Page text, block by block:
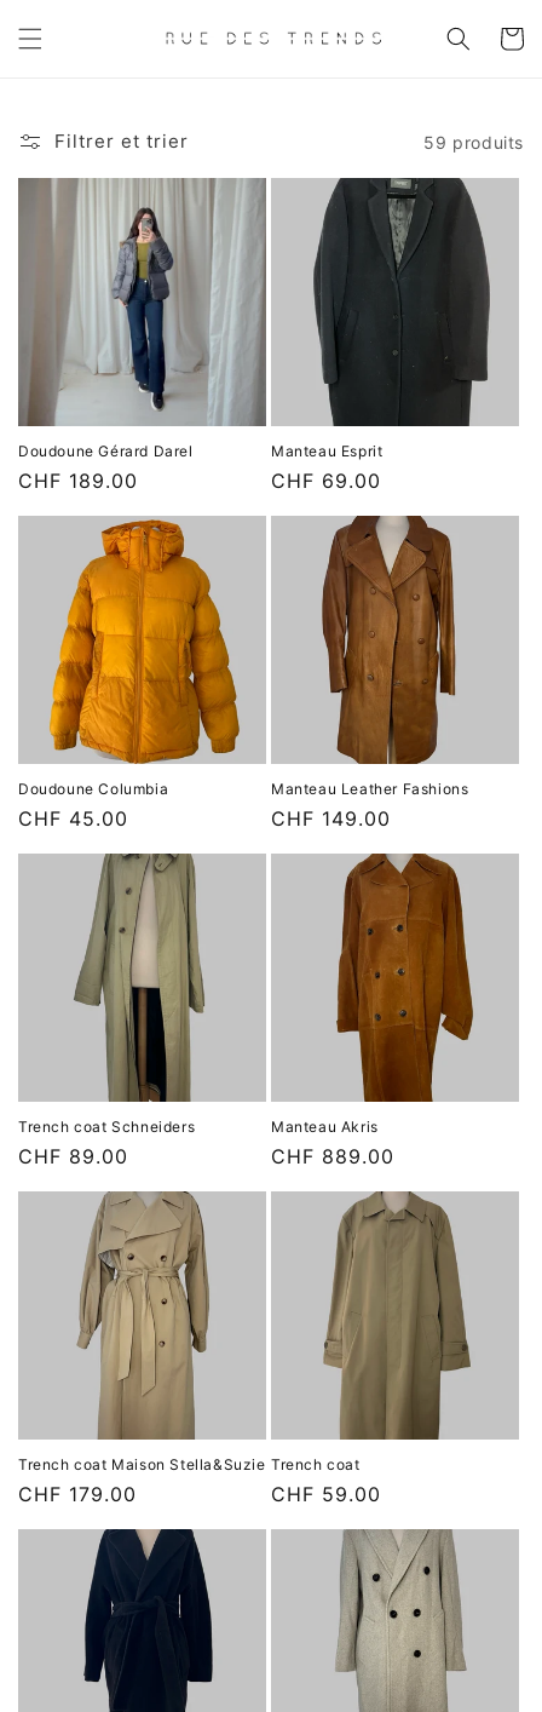
passer
au
Panier
Filtrer et trier 59 produits
Doudoune Gérard Darel
Prix
habituel
CHF 189.00
Manteau Esprit
Prix
habituel
CHF 69.00
Doudoune Columbia
Prix
habituel
CHF 45.00
Manteau Leather Fashions
Prix
habituel
CHF 149.00
Trench coat Schneiders
Prix
habituel
CHF 89.00
Manteau Akris
Prix
habituel
CHF 889.00
Trench coat Maison Stella&Suzie
Prix
habituel
CHF 179.00
Trench coat
Prix
habituel
CHF 59.00